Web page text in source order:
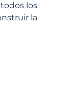
los
la